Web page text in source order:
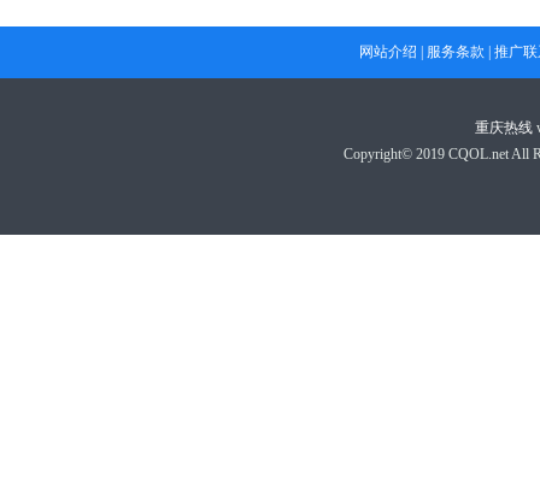
网站介绍 服务条款 推广
重庆热线
Copyright© 2019 CQOL.net All